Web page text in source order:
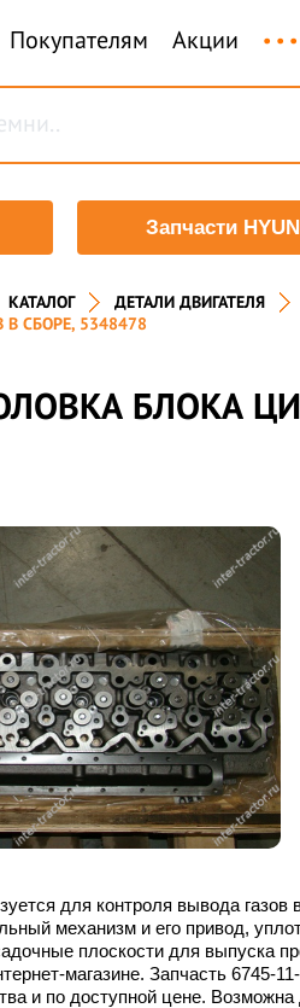
Покупателям Акции ...
Запчасти
КАТАЛОГ ДЕТАЛИ ДВИГАТЕЛЯ
СБОРЕ, 5348478
БЛОКА
для контроля вывода
механизм и его привод,
плоскости для выпуска
магазине. Запчасть 6745-
и по доступной цене.